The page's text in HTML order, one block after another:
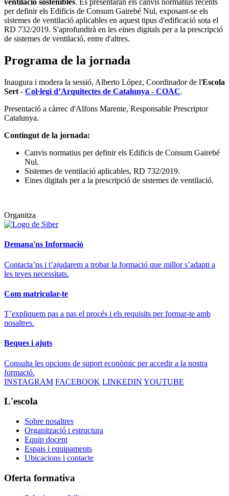
ventilació sostenibles. Es presentaran els canvis normatius recents
per definir els Edificis de Consum Gairebé Nul, exposant-se els
sistemes de ventilació aplicables en aquest tipus d'edificació sota el
RD 732/2019. S'aprofundirà en les eines digitals per a la prescripció
de sistemes de ventilació, entre d'altres.
Programa de la jornada
Inaugura i modera la sessió, Alberto López, Coordinador de l'Escola
Sert - Col·legi d’Arquitectes de Catalunya - COAC.
Presentació a càrrec d'Alfons Marente, Responsable Prescriptor
Catalunya.
Contingut de la jornada:
Canvis normatius per definir els Edificis de Consum Gairebé
Nul.
Sistemes de ventilació aplicables, RD 732/2019.
Eines digitals per a la prescripció de sistemes de ventilació.
Organitza
Demana'ns Informació
Contacta’ns i t’ajudarem a trobar la formació que millor s’adapti a
les teves necessitats.
Com matricular-te
T’expliquem pas a pas el procés i els requisits per formar-te amb
nosaltres.
Beques i ajuts
Consulta les opcions de suport econòmic per accedir a la nostra
formació.
INSTAGRAM FACEBOOK LINKEDIN YOUTUBE
L'escola
Sobre nosaltres
Organització i estructura
Equip docent
Espais i equipaments
Ubicacions i contacte
Oferta formativa